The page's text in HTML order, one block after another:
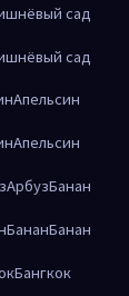
сад
сад
Апельсин
Апельсин
АрбузБанан
БананБанан
Бангкок